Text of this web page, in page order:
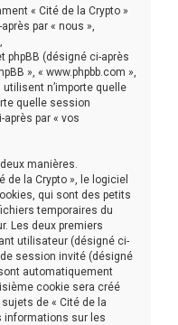
« Cité de la Crypto »
par « nous »,
phpBB (désigné ci-après
», « www.phpbb.com »,
utilisent n’importe quelle
quelle session
par « vos
manières.
de la Crypto », le logiciel
qui sont des petits
temporaires du
Les deux premiers
utilisateur (désigné ci-
session invité (désigné
automatiquement
cookie sera créé
de « Cité de la
informations sur les